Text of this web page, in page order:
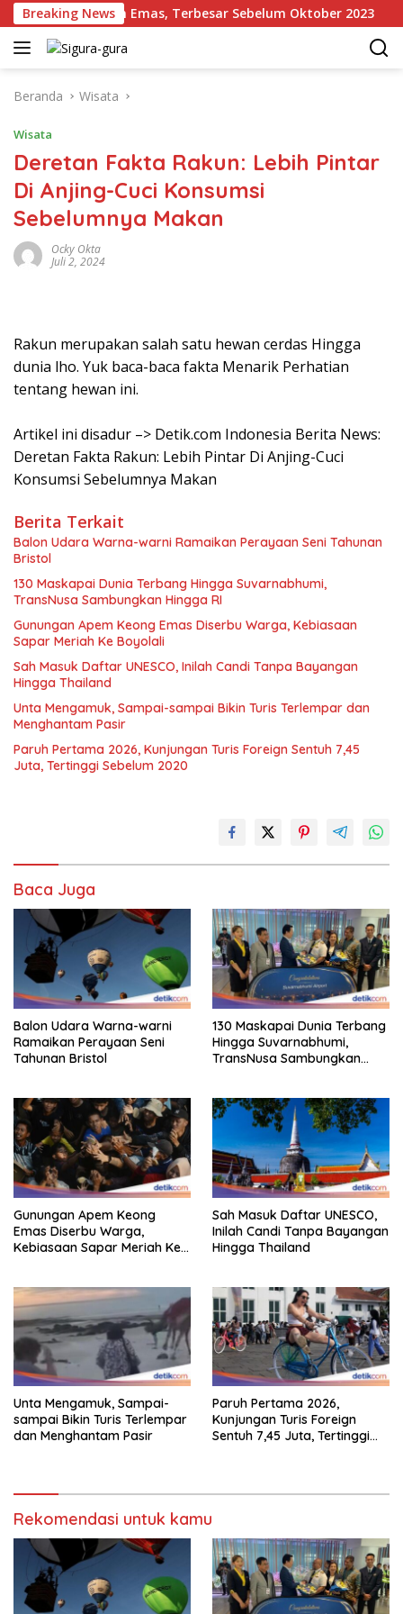
Langsung
ke
konten
Breaking News
Cadangan Emas, Terbesar Sebelum Oktober 2023
Beranda Wisata
Wisata
Deretan Fakta Rakun: Lebih Pintar
Di Anjing-Cuci Konsumsi
Sebelumnya Makan
Ocky Okta
Juli 2, 2024
Rakun merupakan salah satu hewan cerdas Hingga
dunia lho. Yuk baca-baca fakta Menarik Perhatian
tentang hewan ini.
Artikel ini disadur –> Detik.com Indonesia Berita News:
Deretan Fakta Rakun: Lebih Pintar Di Anjing-Cuci
Konsumsi Sebelumnya Makan
Berita Terkait
Balon Udara Warna-warni Ramaikan Perayaan Seni Tahunan
Bristol
130 Maskapai Dunia Terbang Hingga Suvarnabhumi,
TransNusa Sambungkan Hingga RI
Gunungan Apem Keong Emas Diserbu Warga, Kebiasaan
Sapar Meriah Ke Boyolali
Sah Masuk Daftar UNESCO, Inilah Candi Tanpa Bayangan
Hingga Thailand
Unta Mengamuk, Sampai-sampai Bikin Turis Terlempar dan
Menghantam Pasir
Paruh Pertama 2026, Kunjungan Turis Foreign Sentuh 7,45
Juta, Tertinggi Sebelum 2020
Baca Juga
Balon Udara Warna-warni
Ramaikan Perayaan Seni
Tahunan Bristol
130 Maskapai Dunia Terbang
Hingga Suvarnabhumi,
TransNusa Sambungkan
Gunungan Apem Keong
Emas Diserbu Warga,
Kebiasaan Sapar Meriah Ke
Sah Masuk Daftar UNESCO,
Inilah Candi Tanpa Bayangan
Hingga Thailand
Unta Mengamuk, Sampai-
sampai Bikin Turis Terlempar
dan Menghantam Pasir
Paruh Pertama 2026,
Kunjungan Turis Foreign
Sentuh 7,45 Juta, Tertinggi
Rekomendasi untuk kamu